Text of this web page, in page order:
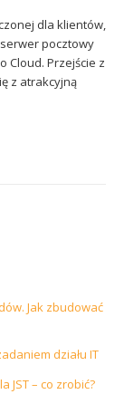
dla klientów,
pocztowy
Cloud. Przejście z
z atrakcyjną
Jak zbudować
działu IT
JST – co zrobić?